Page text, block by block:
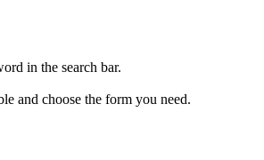
in the search bar.
and choose the form you need.